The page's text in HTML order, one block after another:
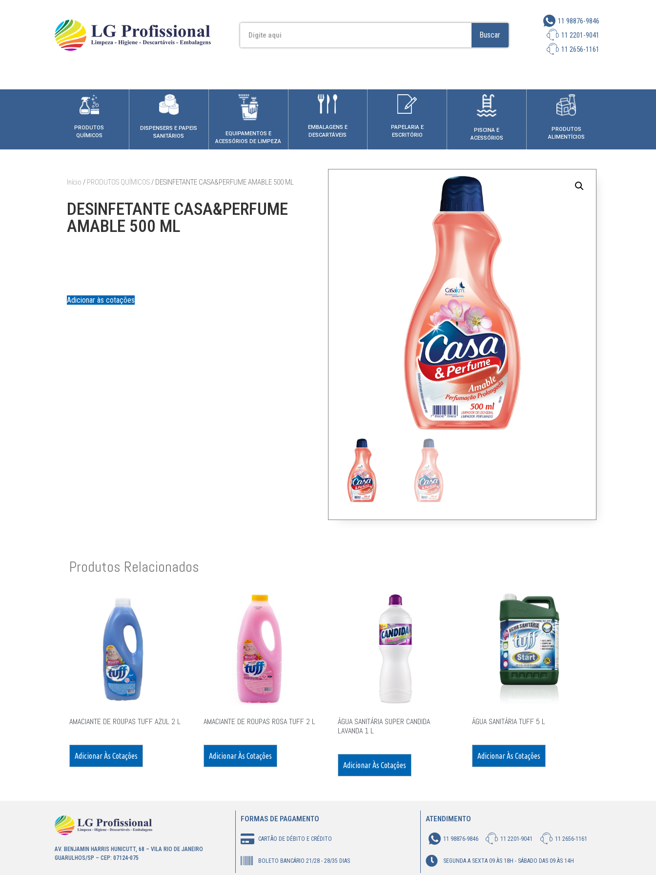
Buscar
11 98876-9846
11 2201-9041
11 2656-1161
PRODUTOS
QUÍMICOS
DISPENSERS E PAPEIS
SANITÁRIOS
EQUIPAMENTOS E
ACESSÓRIOS DE LIMPEZA
EMBALAGENS E
DESCARTÁVEIS
PAPELARIA E
ESCRITÓRIO
PISCINA E
ACESSÓRIOS
PRODUTOS
ALIMENTÍCIOS
Início / PRODUTOS QUÍMICOS/ DESINFETANTE CASA&PERFUME AMABLE 500 ML
DESINFETANTE CASA&PERFUME
AMABLE 500 ML
Adicionar às cotações
Produtos Relacionados
AMACIANTE DE ROUPAS TUFF AZUL 2 L
Adicionar Às Cotações
AMACIANTE DE ROUPAS ROSA TUFF 2 L
Adicionar Às Cotações
ÁGUA SANITÁRIA SUPER CANDIDA
LAVANDA 1 L
Adicionar Às Cotações
ÁGUA SANITÁRIA TUFF 5 L
Adicionar Às Cotações
AV. BENJAMIN HARRIS HUNICUTT, 68 – VILA RIO DE JANEIRO
GUARULHOS/SP – CEP: 07124-075
FORMAS DE PAGAMENTO
CARTÃO DE DÉBITO E CRÉDITO
BOLETO BANCÁRIO 21/28 - 28/35 DIAS
ATENDIMENTO
11 98876-9846 11 2201-9041 11 2656-1161
SEGUNDA A SEXTA 09 ÀS 18H - SÁBADO DAS 09 ÀS 14H